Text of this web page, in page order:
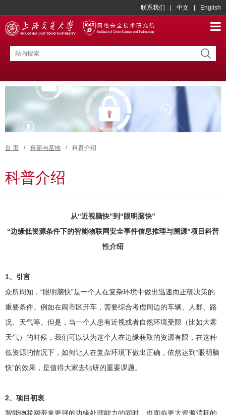
English
中文
联系我们
首 页 / 科研与基地 / 科普介绍
科普介绍
从“近视脑快”到“眼明脑快”
“边缘低资源条件下的智能物联网安全事件信息推理与溯源”项目科普
性介绍
1、引言
众所周知，“眼明脑快”是一个人在复杂环境中做出迅速而正确决策的
重要条件。例如在闹市区开车，需要综合考虑周边的车辆、人群、路
况、天气等。但是，当一个人患有近视或者自然环境受限（比如大雾
天气）的时候，我们可以认为这个人在边缘获取的资源有限，在这种
低资源的情况下，如何让人在复杂环境下做出正确，依然达到“眼明脑
快”的效果，是值得大家去钻研的重要课题。
2、项目初衷
智能物联网带来更强的边缘处理能力的同时，也面临更大资源消耗的